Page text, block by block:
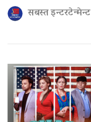
सबस्त इन्टरटेन्मेन्ट